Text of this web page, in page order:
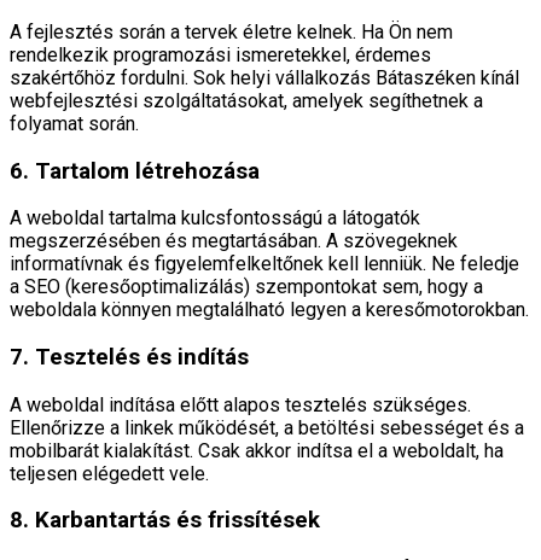
A fejlesztés során a tervek életre kelnek. Ha Ön nem
rendelkezik programozási ismeretekkel, érdemes
szakértőhöz fordulni. Sok helyi vállalkozás Bátaszéken kínál
webfejlesztési szolgáltatásokat, amelyek segíthetnek a
folyamat során.
6. Tartalom létrehozása
A weboldal tartalma kulcsfontosságú a látogatók
megszerzésében és megtartásában. A szövegeknek
informatívnak és figyelemfelkeltőnek kell lenniük. Ne feledje
a SEO (keresőoptimalizálás) szempontokat sem, hogy a
weboldala könnyen megtalálható legyen a keresőmotorokban.
7. Tesztelés és indítás
A weboldal indítása előtt alapos tesztelés szükséges.
Ellenőrizze a linkek működését, a betöltési sebességet és a
mobilbarát kialakítást. Csak akkor indítsa el a weboldalt, ha
teljesen elégedett vele.
8. Karbantartás és frissítések